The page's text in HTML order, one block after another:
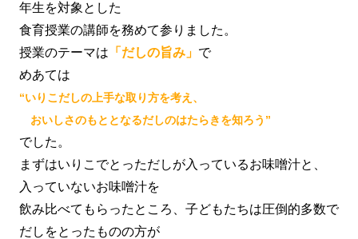
年生を対象とした
食育授業の講師を務めて参りました。
授業のテーマは 「だしの旨み」 で
めあては
“いりこだしの上手な取り方を考え、
おいしさのもととなるだしのはたらきを知ろう”
でした。
まずはいりこでとっただしが入っているお味噌汁と、
入っていないお味噌汁を
飲み比べてもらったところ、子どもたちは圧倒的多数で
だしをとったものの方が